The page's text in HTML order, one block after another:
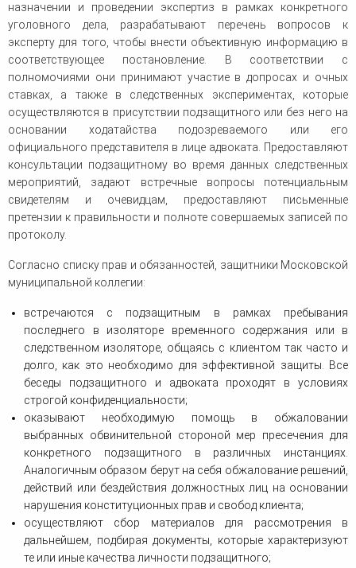
назначении и проведении экспертиз в рамках конкретного
уголовного дела, разрабатывают перечень вопросов к
эксперту для того, чтобы внести объективную информацию в
соответствующее постановление. В соответствии с
полномочиями они принимают участие в допросах и очных
ставках, а также в следственных экспериментах, которые
осуществляются в присутствии подзащитного или без него на
основании ходатайства подозреваемого или его
официального представителя в лице адвоката. Предоставляют
консультации подзащитному во время данных следственных
мероприятий, задают встречные вопросы потенциальным
свидетелям и очевидцам, предоставляют письменные
претензии к правильности и полноте совершаемых записей по
протоколу.
Согласно списку прав и обязанностей, защитники Московской
муниципальной коллегии:
встречаются с подзащитным в рамках пребывания
последнего в изоляторе временного содержания или в
следственном изоляторе, общаясь с клиентом так часто и
долго, как это необходимо для эффективной защиты. Все
беседы подзащитного и адвоката проходят в условиях
строгой конфиденциальности;
оказывают необходимую помощь в обжаловании
выбранных обвинительной стороной мер пресечения для
конкретного подзащитного в различных инстанциях.
Аналогичным образом берут на себя обжалование решений,
действий или бездействия должностных лиц на основании
нарушения конституционных прав и свобод клиента;
осуществляют сбор материалов для рассмотрения в
дальнейшем, подбирая документы, которые характеризуют
те или иные качества личности подзащитного;